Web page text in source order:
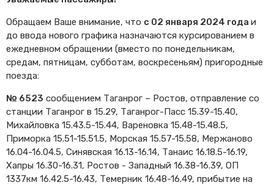
касс
Абонементные билеты
Мобильные приложения
Маломобильным
Пассажирам
Моя карта попала в стоп-
лист
Cхемы обращения
пригородных поездов
Справочник по
остановочным пунктам и
станциям
Обращаем Ваше внимание, что с 02 января 2024 года и
до ввода нового графика назначаются курсированием в
ежедневном обращении (вместо по понедельникам,
средам, пятницам, субботам, воскресеньям) пригородные
поезда:
№ 6523 сообщением Таганрог – Ростов, отправление со
станции Таганрог в 15.29, Таганрог-Пасс 15.39-15.40,
Михайловка 15.43.5-15.44, Вареновка 15.48-15.48.5,
Приморка 15.51-15.51.5, Морская 15.57-15.58, Мержаново
16.04-16.04.5, Синявская 16.13-16.14, Танаис 16.18.5-16.19,
Хапры 16.30-16.31, Ростов - Западный 16.38-16.39, ОП
1337км 16.42.5-16.43, Темерник 16.48-16.49, прибытие на